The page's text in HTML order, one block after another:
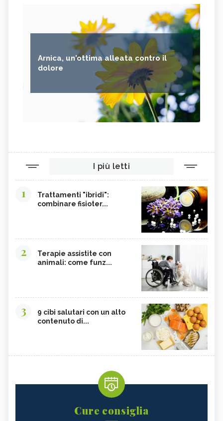
Arnica, un'ottima alleata contro il
dolore
I più letti
1
Trattamenti "ibridi":
combinare fisioter...
2
Terapie assistite con
animali: come funz...
3
9 cibi salutari con un alto
contenuto di...
Cure consiglia